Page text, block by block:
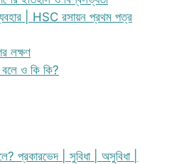
ব্যবহার | HSC রসায়ন প্রথম পত্র
লক্ষণ
ও কি কি?
প্রকারভেদ | সুবিধা | অসুবিধা |